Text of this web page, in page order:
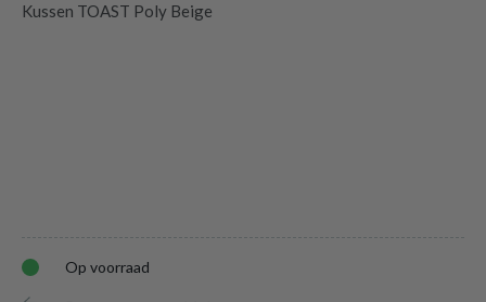
Kussen TOAST Poly Beige
Op voorraad